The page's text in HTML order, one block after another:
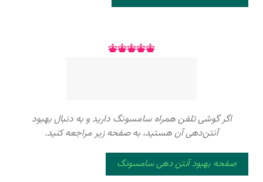
اگر گوشی تلفن همراه سامسونگ دارید و به دنبال بهبود
آنتن‌دهی آن هستید، به صفحه زیر مراجعه کنید.
صفحه بهبود آنتن دهی سامسونگ